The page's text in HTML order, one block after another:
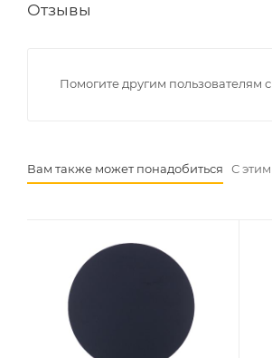
Отзывы
Помогите другим пользователям
Вам также может понадобиться С